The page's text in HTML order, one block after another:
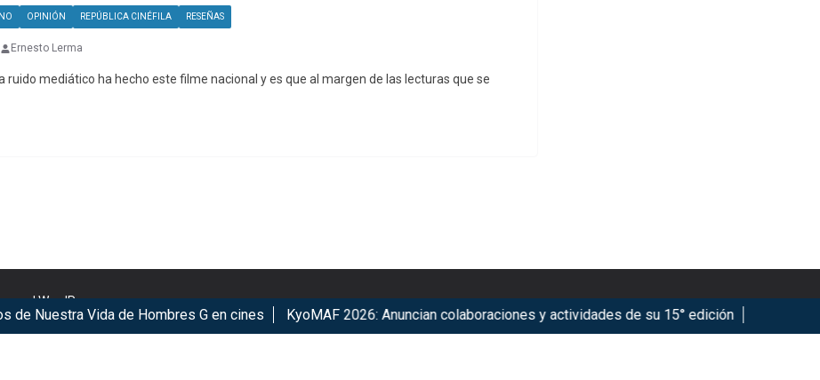
OPINIÓN REPÚBLICA CINÉFILA RESEÑAS
Ernesto Lerma
ruido mediático ha hecho este filme nacional y es que al margen de las lecturas que se
andWordPress.
Nuestra Vida de Hombres G en cines KyoMAF 2026: Anuncian colaboraciones y actividades de su 15° edición Marsupilami:
our services. By using our services, you agree to our use of cookies. Got it